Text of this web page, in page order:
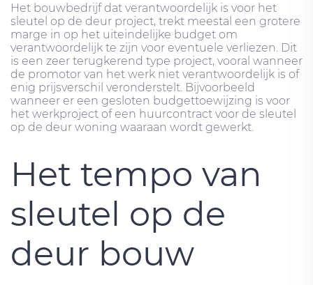
Het bouwbedrijf dat verantwoordelijk is voor het
sleutel op de deur project, trekt meestal een grotere
marge in op het uiteindelijke budget om
verantwoordelijk te zijn voor eventuele verliezen. Dit
is een zeer terugkerend type project, vooral wanneer
de promotor van het werk niet verantwoordelijk is of
enig prijsverschil veronderstelt. Bijvoorbeeld
wanneer er een gesloten budgettoewijzing is voor
het werkproject of een huurcontract voor de sleutel
op de deur woning waaraan wordt gewerkt.
Het tempo van
sleutel op de
deur bouw